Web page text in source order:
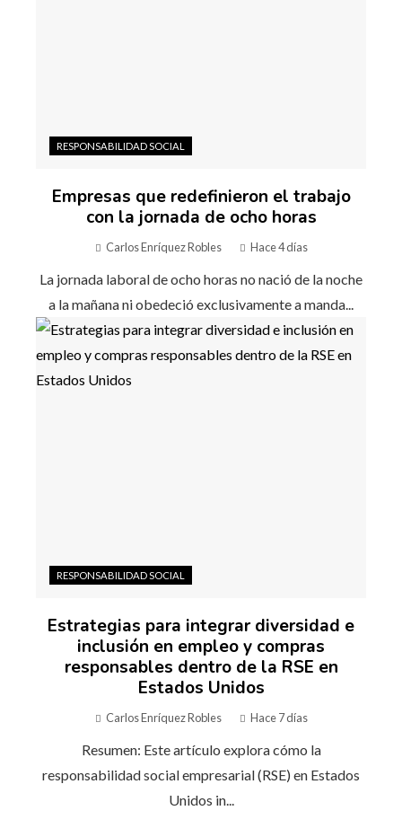
RESPONSABILIDAD SOCIAL
Empresas que redefinieron el trabajo
con la jornada de ocho horas
Carlos Enríquez Robles Hace 4 días
La jornada laboral de ocho horas no nació de la noche
a la mañana ni obedeció exclusivamente a manda...
RESPONSABILIDAD SOCIAL
Estrategias para integrar diversidad e
inclusión en empleo y compras
responsables dentro de la RSE en
Estados Unidos
Carlos Enríquez Robles Hace 7 días
Resumen: Este artículo explora cómo la
responsabilidad social empresarial (RSE) en Estados
Unidos in...